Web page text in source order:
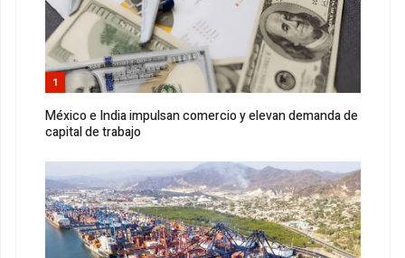
1
México e India impulsan comercio y elevan demanda de
capital de trabajo